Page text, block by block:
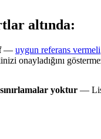
altında:
— uygun referans vermeli
onayladığını
yoktur —